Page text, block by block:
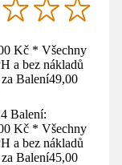
Kč * Všechny
a bez nákladů
Balení49,00
Balení:
Kč * Všechny
a bez nákladů
Balení45,00